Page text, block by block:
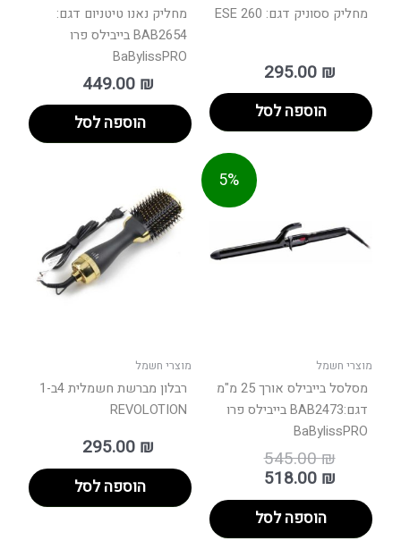
מחליק ססוניק דגם: ESE 260
295.00 ₪
הוספה לסל
מחליק נאנו טיטניום דגם:
BAB2654 בייבילס פרו
BaBylissPRO
449.00 ₪
הוספה לסל
5%
מוצרי חשמל
מסלסל בייבילס אורך 25 מ"מ
דגם:BAB2473 בייבילס פרו
BaBylissPRO
545.00₪
518.00 ₪
הוספה לסל
מוצרי חשמל
רבלון מברשת חשמלית 4ב-1
REVOLOTION
295.00 ₪
הוספה לסל